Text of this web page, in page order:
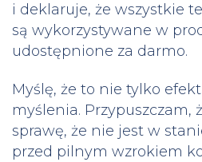
i deklaruje, że wszystkie
są wykorzystywane w
udostępnione za darmo.
Myślę, że to nie tylko
myślenia. Przypuszczam,
sprawę, że nie jest w
przed pilnym wzrokiem